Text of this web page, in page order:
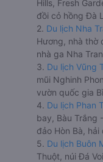
Hills, Fresh
đồi cỏ hồng Đà
2. Du lịch Nha
Hương, nhà thờ
nhà ga Nha
3. Du lịch Vũng
mũi Nghinh
vườn quốc gia
4. Du lịch Phan
bay, Bàu Trắng
đảo Hòn Bà, hải
5. Du lịch Buôn
Thuột, núi Đá